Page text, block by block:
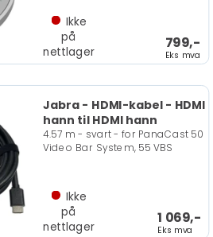
799,-
Eks mva
Ikke
på
nettlager
Jabra - HDMI-kabel - HDMI
hann til HDMI hann
4.57 m - svart - for PanaCast 50
Video Bar System, 55 VBS
1 069,-
Eks mva
Ikke
på
nettlager